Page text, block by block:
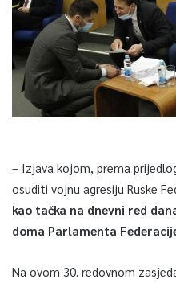
– Izjava kojom, prema
osuditi vojnu agresiju Ruske
kao tačka na dnevni red
doma Parlamenta
Na ovom 30. redovnom